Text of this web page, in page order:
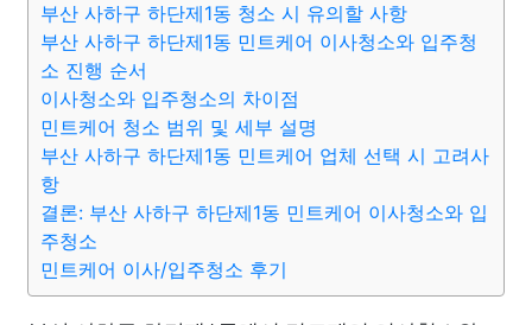
부산 사하구 하단제1동 청소 시 유의할 사항
부산 사하구 하단제1동 민트케어 이사청소와 입주청
소 진행 순서
이사청소와 입주청소의 차이점
민트케어 청소 범위 및 세부 설명
부산 사하구 하단제1동 민트케어 업체 선택 시 고려사
항
결론: 부산 사하구 하단제1동 민트케어 이사청소와 입
주청소
민트케어 이사/입주청소 후기